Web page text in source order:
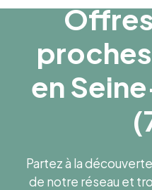
en
Partez à la
de notre réseau et